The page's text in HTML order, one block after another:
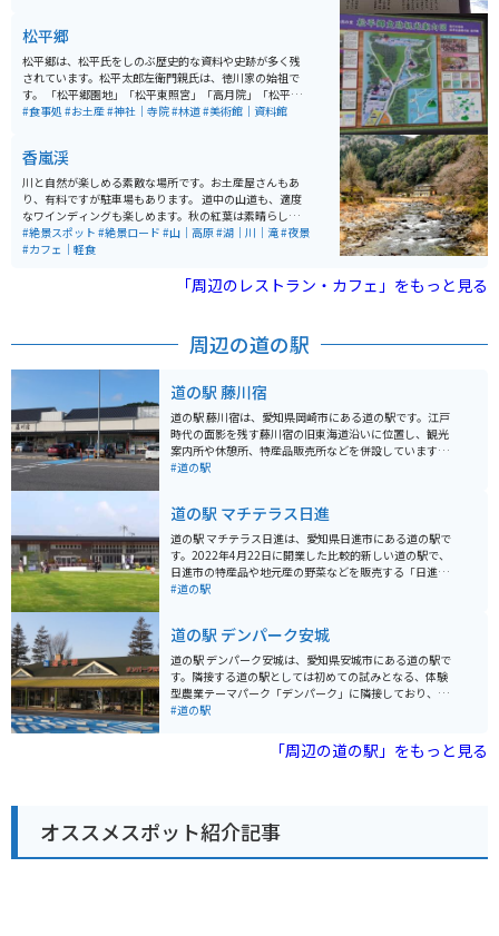
松平郷
松平郷は、松平氏をしのぶ歴史的な資料や史跡が多く残
されています。松平太郎左衛門親氏は、徳川家の始祖で
す。 「松平郷園地」「松平東照宮」「高月院」「松平城
址」「松平郷展望テラス」など、さまざまなスポットが
があり、隠れた観光スポットになっています。 また、あ
じさいなどの植物も咲いており、小さな小川もありま
す。 敷地内は2ヘクタールと広いですが、急な坂道があ
まりないので、無理なく散策することができます。
#食事処 #お土産#神社｜寺院#林道#美術館｜資料館
香嵐渓
川と自然が楽しめる素敵な場所です。お土産屋さんもあ
り、有料ですが駐車場もあります。 道中の山道も、適度
なワインディングも楽しめます。秋の紅葉は素晴らし
く、夜はライトアップされて、とても幻想的です。近く
に有料道路も通っているため、名古屋方面からのアクセ
#絶景スポット #絶景ロード #山｜高原#湖｜川｜滝#夜景
#カフェ｜軽食
「周辺のレストラン・カフェ」をもっと見る
周辺の道の駅
道の駅 藤川宿
道の駅 藤川宿は、愛知県岡崎市にある道の駅です。江戸
時代の面影を残す藤川宿の旧東海道沿いに位置し、観光
案内所や休憩所、特産品販売所などを併設しています。
周辺には、旧東海道の街並みが残り、国の重要伝統的建
門を移築した「大橋屋」などがあります。 バイクで訪れ
る場合は、道の駅に隣接する無料駐車場が利用できま
す。ツーリングの休憩地点として最適です。 地元の特産
品としては、八丁味噌や五平餅などが有名です。道の駅
内の販売所で購入することができます。
#道の駅
道の駅 マチテラス日進
道の駅 マチテラス日進は、愛知県日進市にある道の駅で
す。2022年4月22日に開業した比較的新しい道の駅で、
日進市の特産品や地元産の野菜などを販売する「日進マ
ルシェ」や、地元産の食材を使った料理を提供するレス
史跡が調和した魅力的な地域です。道の駅 マチテラス日
進は、そんな日進市の魅力を気軽に体験できるスポット
として人気を集めています。 日進マルシェでは、地元の
農家が丹精込めて育てた新鮮な野菜や果物、日進市の特
産品である「日進ハム」や「日進味噌」、地元産の米粉
の味を堪能できます。ベーカリーカフェでは、焼きたて
また、授乳室やおむつ交換台も完備されているので、小
さな子供連れでも安心して利用できます。 バイクで訪れ
る場合、道の駅には広々とした駐車場が完備されている
#道の駅
道の駅 デンパーク安城
道の駅 デンパーク安城は、愛知県安城市にある道の駅で
す。隣接する道の駅としては初めての試みとなる、体験
型農業テーマパーク「デンパーク」に隣接しており、花
や緑に囲まれた施設となっています。 デンパークでは、
めたフローラルプレイスなど、見どころ満載です。 ま
た、地元の農産物直売所では、新鮮な野菜や果物を購入
しの空間で、一日ゆっくりと過ごすことができます。地
域の特産品としては、安城産のイチジクや梨が有名で
す。
#道の駅
「周辺の道の駅」をもっと見る
オススメスポット紹介記事